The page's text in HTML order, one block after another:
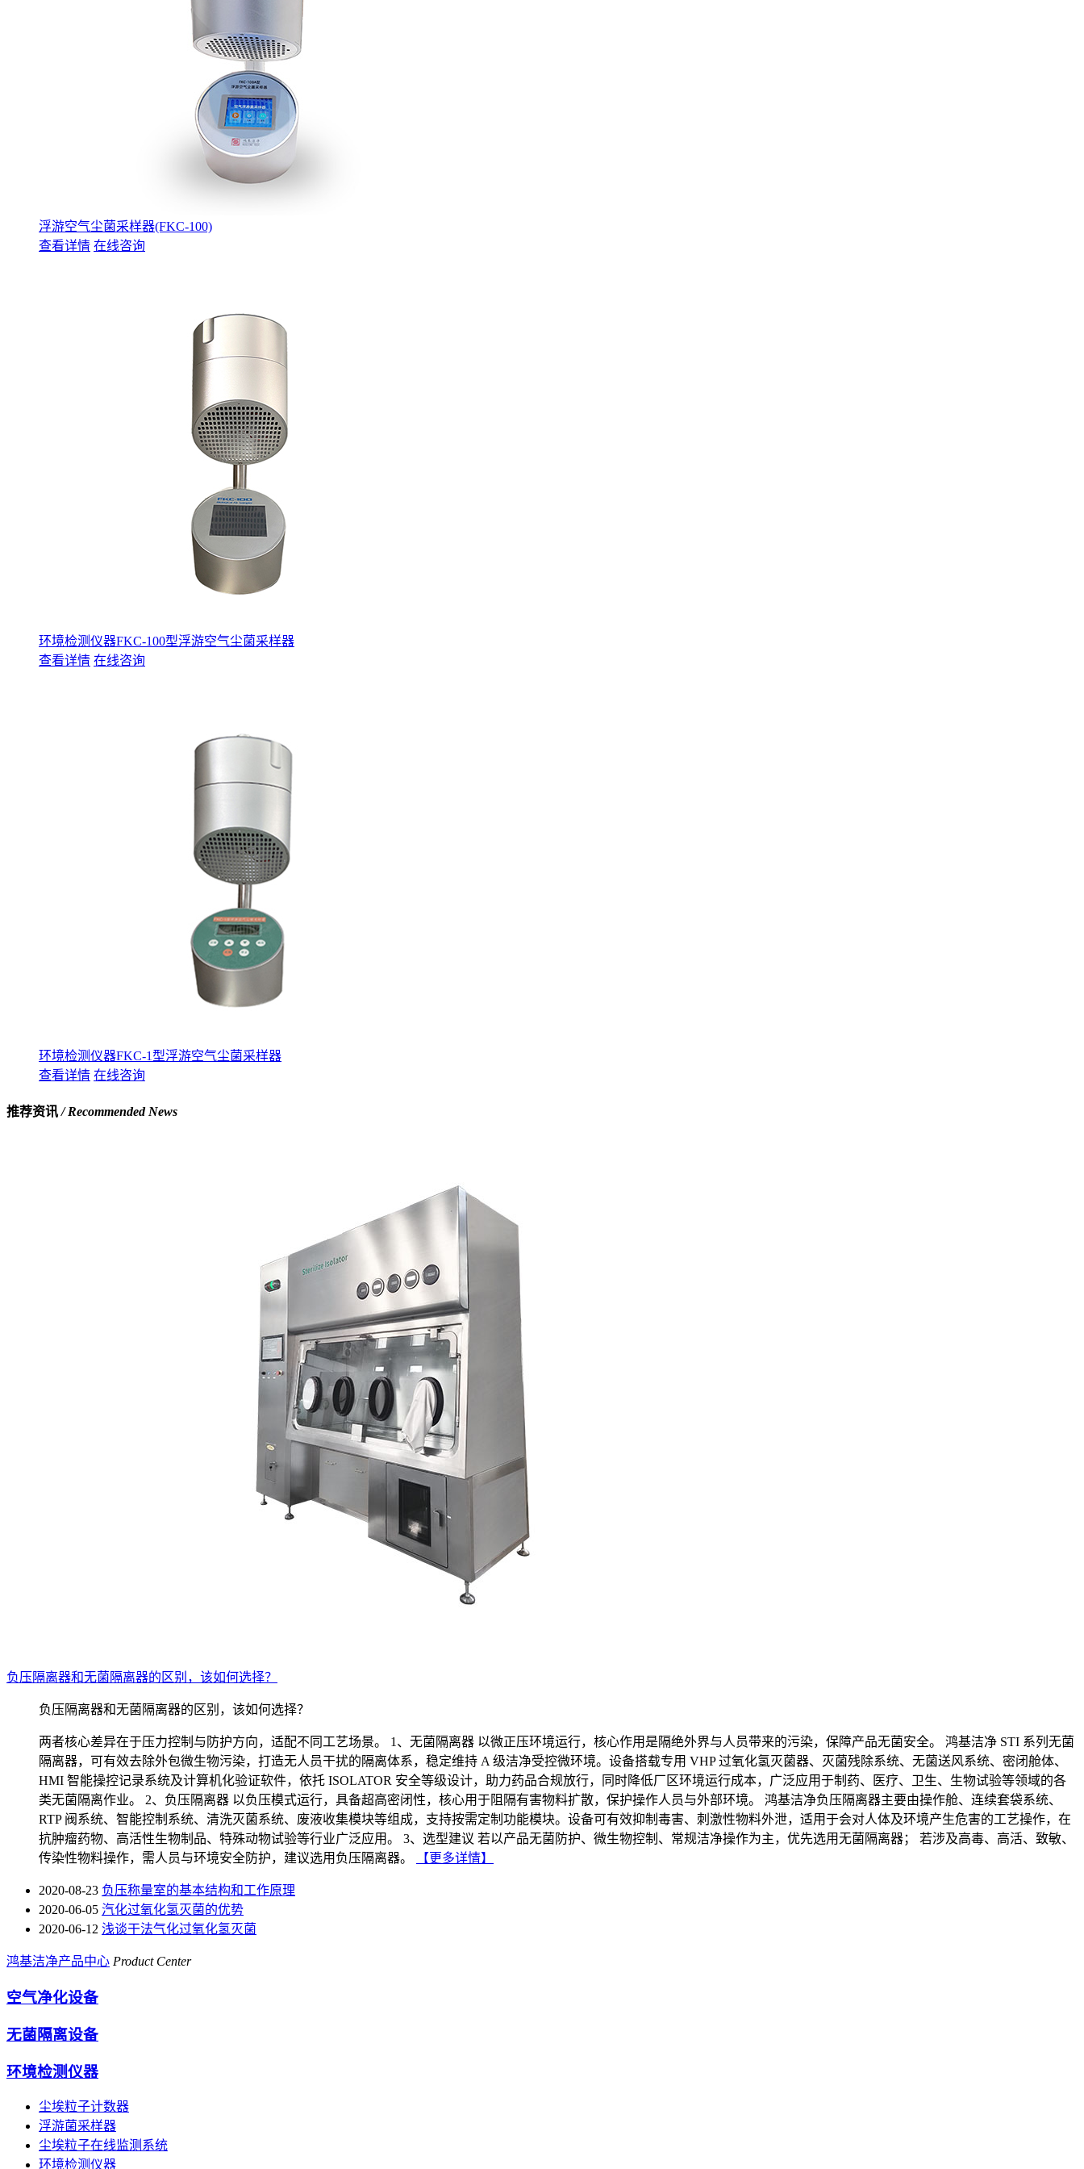
浮游空气尘菌采样器(FKC-100)
查看详情 在线咨询
环境检测仪器FKC-100型浮游空气尘菌采样器
查看详情 在线咨询
环境检测仪器FKC-1型浮游空气尘菌采样器
查看详情 在线咨询
推荐资讯/ Recommended News
负压隔离器和无菌隔离器的区别，该如何选择？
负压隔离器和无菌隔离器的区别，该如何选择？
两者核心差异在于压力控制与防护方向，适配不同工艺场景。 1、无菌隔离器 以微正压环境运行，核心作用是隔绝外界与人员带来的污染，保障产品无菌安全。 鸿基洁净 STI 系列无菌
隔离器，可有效去除外包微生物污染，打造无人员干扰的隔离体系，稳定维持 A 级洁净受控微环境。设备搭载专用 VHP 过氧化氢灭菌器、灭菌残除系统、无菌送风系统、密闭舱体、
HMI 智能操控记录系统及计算机化验证软件，依托 ISOLATOR 安全等级设计，助力药品合规放行，同时降低厂区环境运行成本，广泛应用于制药、医疗、卫生、生物试验等领域的各
类无菌隔离作业。 2、负压隔离器 以负压模式运行，具备超高密闭性，核心用于阻隔有害物料扩散，保护操作人员与外部环境。 鸿基洁净负压隔离器主要由操作舱、连续套袋系统、
RTP 阀系统、智能控制系统、清洗灭菌系统、废液收集模块等组成，支持按需定制功能模块。设备可有效抑制毒害、刺激性物料外泄，适用于会对人体及环境产生危害的工艺操作，在
抗肿瘤药物、高活性生物制品、特殊动物试验等行业广泛应用。 3、选型建议 若以产品无菌防护、微生物控制、常规洁净操作为主，优先选用无菌隔离器； 若涉及高毒、高活、致敏、
传染性物料操作，需人员与环境安全防护，建议选用负压隔离器。
【更多详情】
2020-08-23 负压称量室的基本结构和工作原理
2020-06-05 汽化过氧化氢灭菌的优势
2020-06-12 浅谈干法气化过氧化氢灭菌
鸿基洁净产品中心 Product Center
空气净化设备
无菌隔离设备
环境检测仪器
尘埃粒子计数器
浮游菌采样器
尘埃粒子在线监测系统
环境检测仪器